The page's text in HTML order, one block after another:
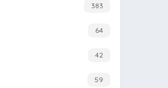
383
64
42
59